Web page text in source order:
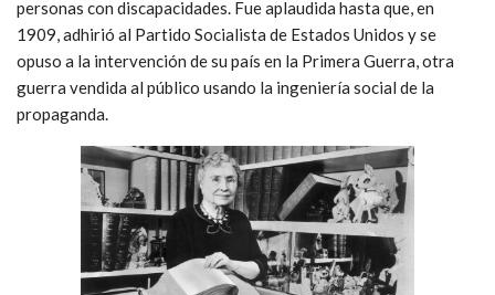
personas con discapacidades. Fue aplaudida hasta que, en
1909, adhirió al Partido Socialista de Estados Unidos y se
opuso a la intervención de su país en la Primera Guerra, otra
guerra vendida al público usando la ingeniería social de la
propaganda.